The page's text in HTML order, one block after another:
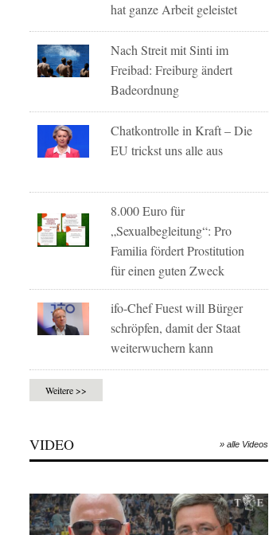
hat ganze Arbeit geleistet
Nach Streit mit Sinti im
Freibad: Freiburg ändert
Badeordnung
Chatkontrolle in Kraft – Die
EU trickst uns alle aus
8.000 Euro für
„Sexualbegleitung“: Pro
Familia fördert Prostitution
für einen guten Zweck
ifo-Chef Fuest will Bürger
schröpfen, damit der Staat
weiterwuchern kann
Weitere >>
VIDEO » alle Videos